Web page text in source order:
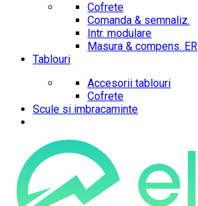
Cofrete
Comanda & semnaliz.
Intr. modulare
Masura & compens. ER
Tablouri
Accesorii tablouri
Cofrete
Scule si imbracaminte